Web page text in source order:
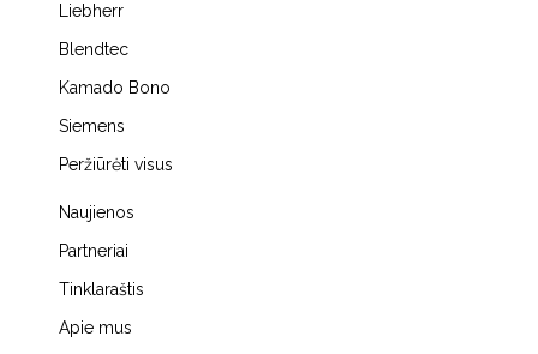
Liebherr
Blendtec
Kamado Bono
Siemens
Peržiūrėti visus
Naujienos
Partneriai
Tinklaraštis
Apie mus